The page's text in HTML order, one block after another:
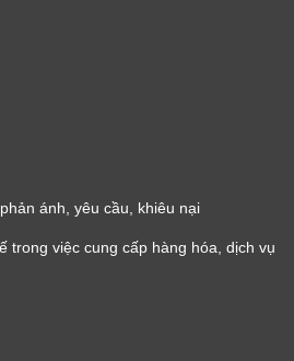
ánh, yêu cầu, khiêu nại
trong việc cung cấp hàng hóa, dịch vụ